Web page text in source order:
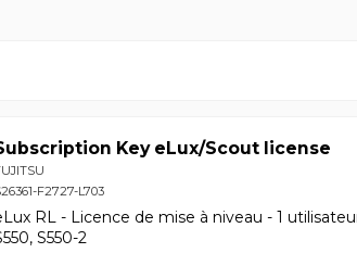
Key eLux/Scout license
F2727-L703
RL - Licence de mise à niveau - 1
S550-2